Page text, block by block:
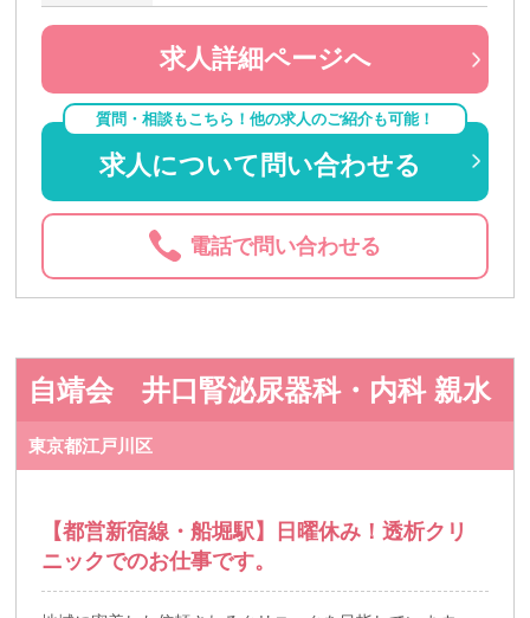
求人詳細ページへ
質問・相談もこちら！他の求人のご紹介も可能！
求人について問い合わせる
電話で問い合わせる
自靖会 井口腎泌尿器科・内科 親水
東京都江戸川区
【都営新宿線・船堀駅】日曜休み！透析クリ
ニックでのお仕事です。